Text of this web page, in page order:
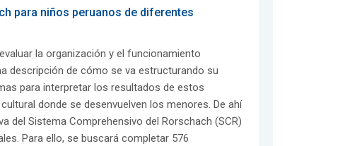
para niños peruanos de diferentes
la organización y el funcionamiento
descripción de cómo se va estructurando su
para interpretar los resultados de estos
donde se desenvuelven los menores. De ahí
del Sistema Comprehensivo del Rorschach (SCR)
Para ello, se buscará completar 576